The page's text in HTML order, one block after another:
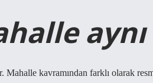
kavramından farklı olarak